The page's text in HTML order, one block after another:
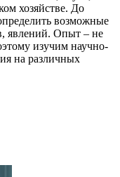
хозяйстве. До
возможные
явлений. Опыт – не
изучим научно-
на различных